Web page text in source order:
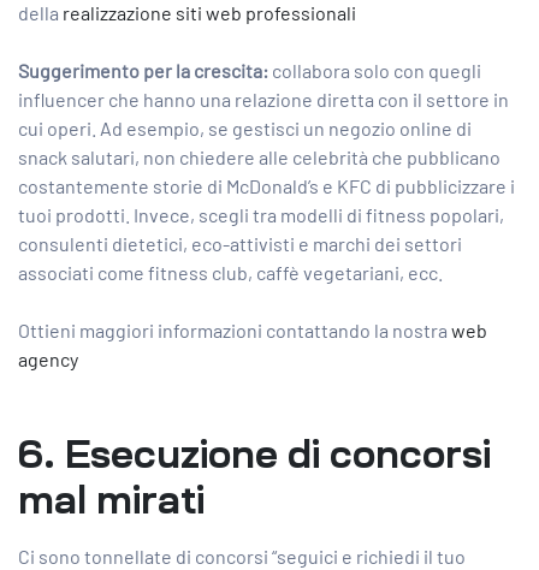
della realizzazione siti web professionali
Suggerimento per la crescita: collabora solo con quegli
influencer che hanno una relazione diretta con il settore in
cui operi. Ad esempio, se gestisci un negozio online di
snack salutari, non chiedere alle celebrità che pubblicano
costantemente storie di McDonald’s e KFC di pubblicizzare i
tuoi prodotti. Invece, scegli tra modelli di fitness popolari,
consulenti dietetici, eco-attivisti e marchi dei settori
associati come fitness club, caffè vegetariani, ecc.
Ottieni maggiori informazioni contattando la nostra web
agency
6. Esecuzione di concorsi
mal mirati
Ci sono tonnellate di concorsi “seguici e richiedi il tuo